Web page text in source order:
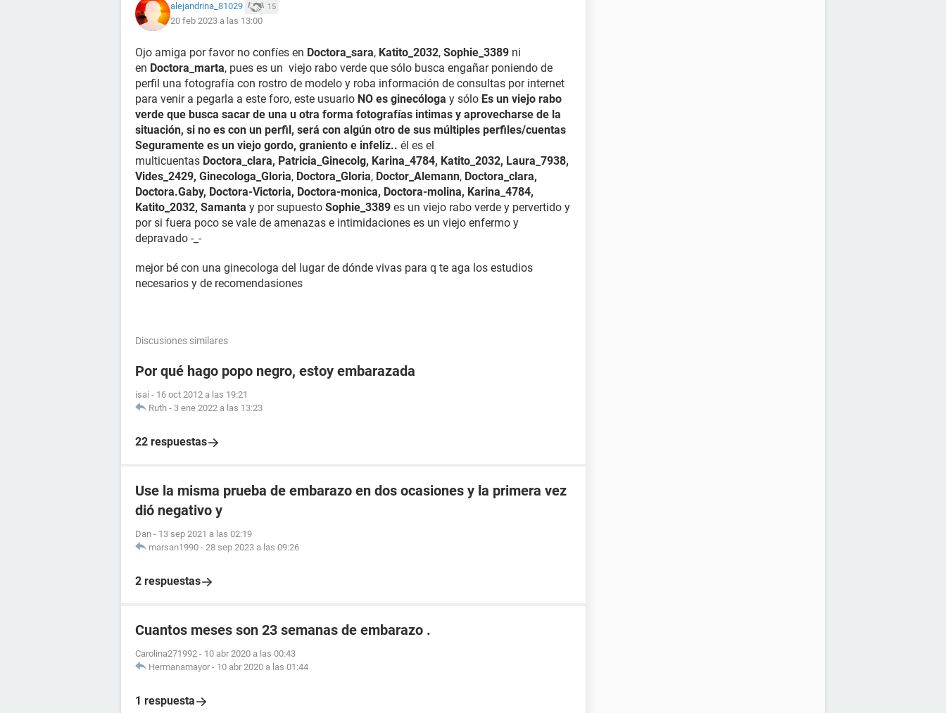
alejandrina_81029 15
20 feb 2023 a las 13:00
Ojo amiga por favor no confíes en Doctora_sara, Katito_2032, Sophie_3389 ni
en Doctora_marta, pues es un viejo rabo verde que sólo busca engañar poniendo de
perfil una fotografía con rostro de modelo y roba información de consultas por internet
para venir a pegarla a este foro, este usuario NO es ginecóloga y sólo Es un viejo rabo
verde que busca sacar de una u otra forma fotografías intimas y aprovecharse de la
situación, si no es con un perfil, será con algún otro de sus múltiples perfiles/cuentas
Seguramente es un viejo gordo, graniento e infeliz.. él es el
multicuentas Doctora_clara, Patricia_Ginecolg, Karina_4784, Katito_2032, Laura_7938,
Vides_2429, Ginecologa_Gloria, Doctora_Gloria, Doctor_Alemann, Doctora_clara,
Doctora.Gaby, Doctora-Victoria, Doctora-monica, Doctora-molina, Karina_4784,
Katito_2032, Samanta y por supuesto Sophie_3389 es un viejo rabo verde y pervertido y
por si fuera poco se vale de amenazas e intimidaciones es un viejo enfermo y
depravado -_-
mejor bé con una ginecologa del lugar de dónde vivas para q te aga los estudios
necesarios y de recomendasiones
Discusiones similares
Por qué hago popo negro, estoy embarazada
isai - 16 oct 2012 a las 19:21
Ruth - 3 ene 2022 a las 13:23
22 respuestas
Use la misma prueba de embarazo en dos ocasiones y la primera vez
dió negativo y
Dan - 13 sep 2021 a las 02:19
marsan1990 - 28 sep 2023 a las 09:26
2 respuestas
Cuantos meses son 23 semanas de embarazo .
Carolina271992 - 10 abr 2020 a las 00:43
Hermanamayor - 10 abr 2020 a las 01:44
1 respuesta